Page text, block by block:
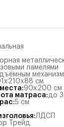
ламелями
см
:90x200 см
матраса:до
:5 см
:ЛДСП
Трейд